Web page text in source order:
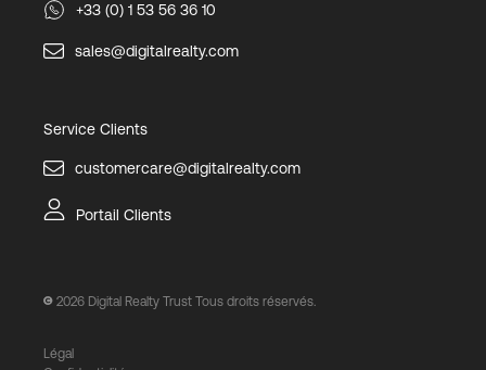
+33 (0) 1 53 56 36 10
sales@digitalrealty.com
Service Clients
customercare@digitalrealty.com
Portail Clients
2026 Digital Realty Trust Tous droits réservés.
Légal